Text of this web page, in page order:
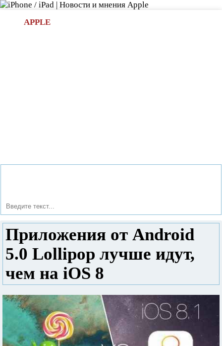
APPLE
Приложения от Android
5.0 Lollipop лучше идут,
чем на iOS 8